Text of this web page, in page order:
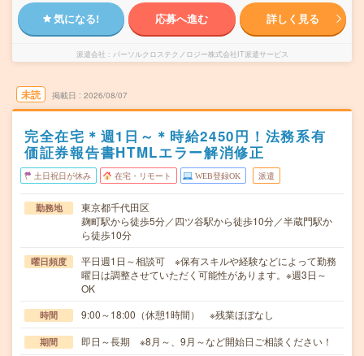
気になる! 応募へ進む 詳しく見る
派遣会社 パーソルクロステクノロジー株式会社IT派遣サービス
未読 掲載日 2026/08/07
完全在宅＊週1日～＊時給2450円！法務系有
価証券報告書HTMLエラー解消修正
土日祝日が休み 在宅・リモート WEB登録OK 派遣
勤務地
東京都千代田区
麹町駅から徒歩5分／四ツ谷駅から徒歩10分／半蔵門駅か
ら徒歩10分
曜日頻度
平日週1日～相談可 ※保有スキルや経験などによって勤務
曜日は調整させていただく可能性があります。※週3日～
OK
時間 9:00～18:00（休憩1時間） ※残業ほぼなし
期間 即日～長期 ※8月～、9月～など開始日ご相談ください！